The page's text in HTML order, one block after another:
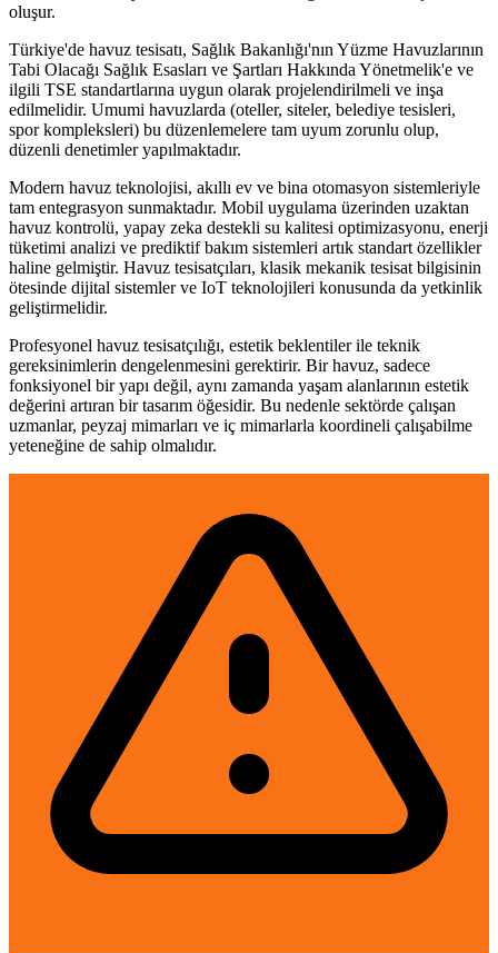
oluşur.
Türkiye'de havuz tesisatı, Sağlık Bakanlığı'nın Yüzme Havuzlarının
Tabi Olacağı Sağlık Esasları ve Şartları Hakkında Yönetmelik'e ve
ilgili TSE standartlarına uygun olarak projelendirilmeli ve inşa
edilmelidir. Umumi havuzlarda (oteller, siteler, belediye tesisleri,
spor kompleksleri) bu düzenlemelere tam uyum zorunlu olup,
düzenli denetimler yapılmaktadır.
Modern havuz teknolojisi, akıllı ev ve bina otomasyon sistemleriyle
tam entegrasyon sunmaktadır. Mobil uygulama üzerinden uzaktan
havuz kontrolü, yapay zeka destekli su kalitesi optimizasyonu, enerji
tüketimi analizi ve prediktif bakım sistemleri artık standart özellikler
haline gelmiştir. Havuz tesisatçıları, klasik mekanik tesisat bilgisinin
ötesinde dijital sistemler ve IoT teknolojileri konusunda da yetkinlik
geliştirmelidir.
Profesyonel havuz tesisatçılığı, estetik beklentiler ile teknik
gereksinimlerin dengelenmesini gerektirir. Bir havuz, sadece
fonksiyonel bir yapı değil, aynı zamanda yaşam alanlarının estetik
değerini artıran bir tasarım öğesidir. Bu nedenle sektörde çalışan
uzmanlar, peyzaj mimarları ve iç mimarlarla koordineli çalışabilme
yeteneğine de sahip olmalıdır.